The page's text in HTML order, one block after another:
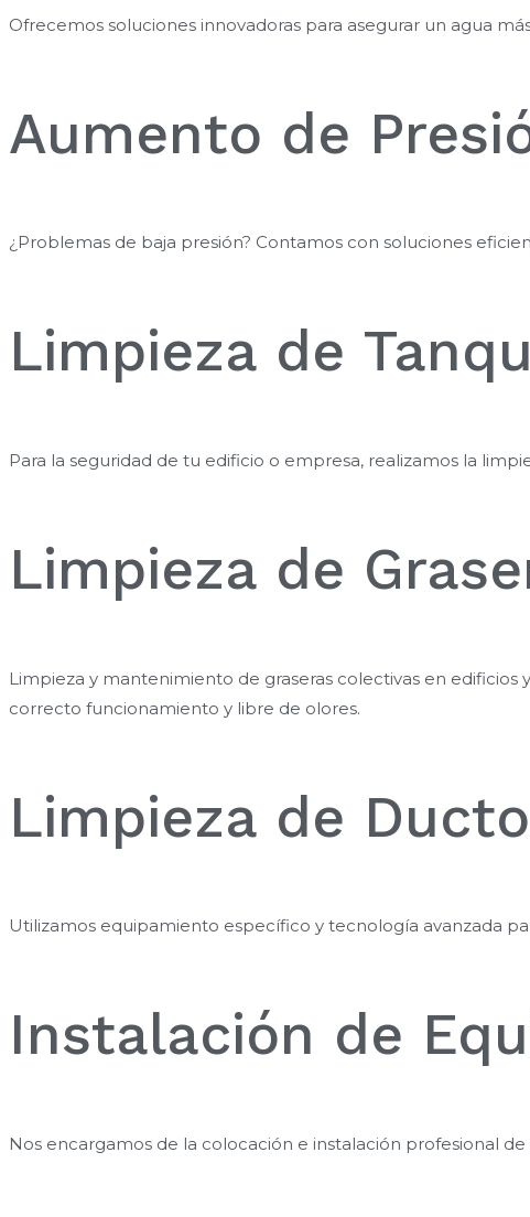
Ofrecemos soluciones innovadoras para asegurar un agua
Aumento de
¿Problemas de baja presión? Contamos con soluciones
Limpieza de
Para la seguridad de tu edificio o empresa, realizamos la
Limpieza de
Limpieza y mantenimiento de graseras colectivas en
correcto funcionamiento y libre de olores.
Limpieza de
Utilizamos equipamiento específico y tecnología avanzada
Instalación de
Nos encargamos de la colocación e instalación profesional